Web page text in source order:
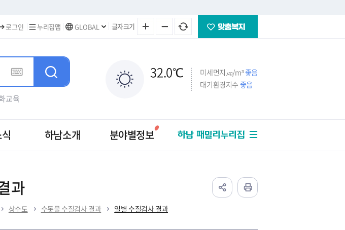
로그인 누리집맵 GLOBAL 글자크기
교육
32.0℃ 미세먼지㎍/m³좋음
대기환경지수 좋음
하남소개 분야별정보 하남 패밀리누리집
과
상수도 수돗물 수질검사 결과 일별 수질검사 결과